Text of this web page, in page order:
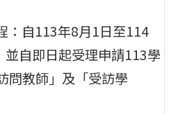
：自113年8月1日至114
並自即日起受理申請113學
問教師」及「受訪學